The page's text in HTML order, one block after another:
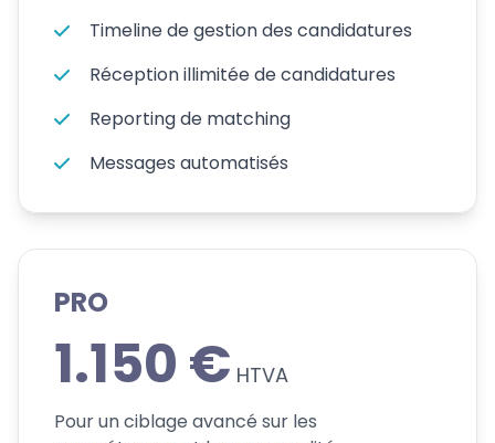
Timeline de gestion des candidatures
Réception illimitée de candidatures
Reporting de matching
Messages automatisés
PRO
1.150 € HTVA
Pour un ciblage avancé sur les